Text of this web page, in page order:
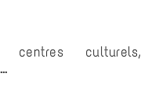
centres culturels,